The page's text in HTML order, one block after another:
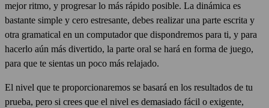
mejor ritmo, y progresar lo más rápido posible. La dinámica es
bastante simple y cero estresante, debes realizar una parte escrita y
otra gramatical en un computador que dispondremos para ti, y para
hacerlo aún más divertido, la parte oral se hará en forma de juego,
para que te sientas un poco más relajado.
El nivel que te proporcionaremos se basará en los resultados de tu
prueba, pero si crees que el nivel es demasiado fácil o exigente,